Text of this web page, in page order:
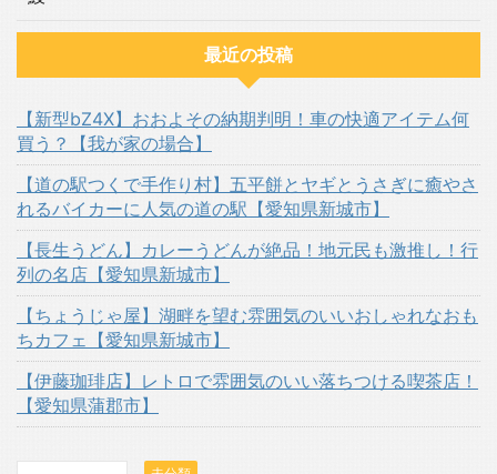
最近の投稿
【新型bZ4X】おおよその納期判明！車の快適アイテム何
買う？【我が家の場合】
【道の駅つくで手作り村】五平餅とヤギとうさぎに癒やさ
れるバイカーに人気の道の駅【愛知県新城市】
【長生うどん】カレーうどんが絶品！地元民も激推し！行
列の名店【愛知県新城市】
【ちょうじゃ屋】湖畔を望む雰囲気のいいおしゃれなおも
ちカフェ【愛知県新城市】
【伊藤珈琲店】レトロで雰囲気のいい落ちつける喫茶店！
【愛知県蒲郡市】